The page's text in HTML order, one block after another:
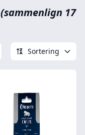
(sammenlign 17
Sortering